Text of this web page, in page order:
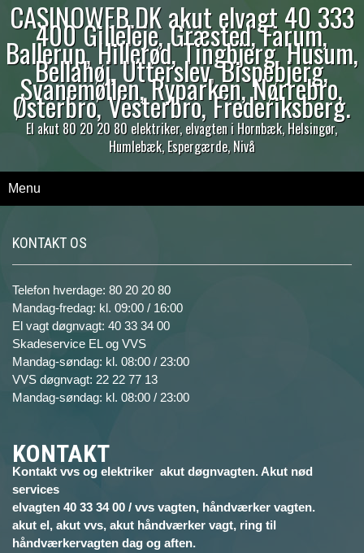
CASINOWEB.DK akut elvagt 40 333
400 Gilleleje, Græsted, Farum,
Ballerup, Hillerød, Tingbjerg, Husum,
Bellahøj, Utterslev, Bispebjerg,
Svanemøllen, Ryparken, Nørrebro,
Østerbro, Vesterbro, Frederiksberg.
El akut 80 20 20 80 elektriker, elvagten i Hornbæk, Helsingør,
Humlebæk, Espergærde, Nivå
Menu
KONTAKT OS
Telefon hverdage: 80 20 20 80
Mandag-fredag: kl. 09:00 / 16:00
El vagt døgnvagt: 40 33 34 00
Skadeservice EL og VVS
Mandag-søndag: kl. 08:00 / 23:00
VVS døgnvagt: 22 22 77 13
Mandag-søndag: kl. 08:00 / 23:00
KONTAKT
Kontakt vvs og elektriker akut døgnvagten. Akut nød
services
elvagten 40 33 34 00 / vvs vagten, håndværker vagten.
akut el, akut vvs, akut håndværker vagt, ring til
håndværkervagten dag og aften.